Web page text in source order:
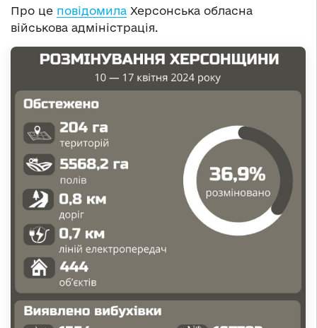
Про це повідомила Херсонська обласна
військова адміністрація.